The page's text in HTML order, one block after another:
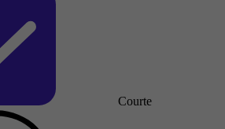
Courte